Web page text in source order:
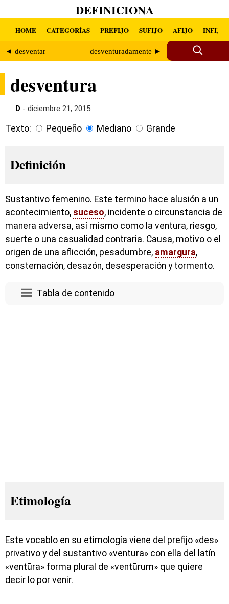
DEFINICIONA
HOME CATEGORÍAS PREFIJO SUFIJO AFIJO INFIJO
◄ desventar desventuradamente ►
desventura
D - diciembre 21, 2015
Texto: Pequeño Mediano Grande
Definición
Sustantivo femenino. Este termino hace alusión a un
acontecimiento, suceso, incidente o circunstancia de
manera adversa, así mismo como la ventura, riesgo,
suerte o una casualidad contraria. Causa, motivo o el
origen de una aflicción, pesadumbre, amargura,
consternación, desazón, desesperación y tormento.
Tabla de contenido
Etimología
Este vocablo en su etimología viene del prefijo «des»
privativo y del sustantivo «ventura» con ella del latín
«ventūra» forma plural de «ventūrum» que quiere
decir lo por venir.